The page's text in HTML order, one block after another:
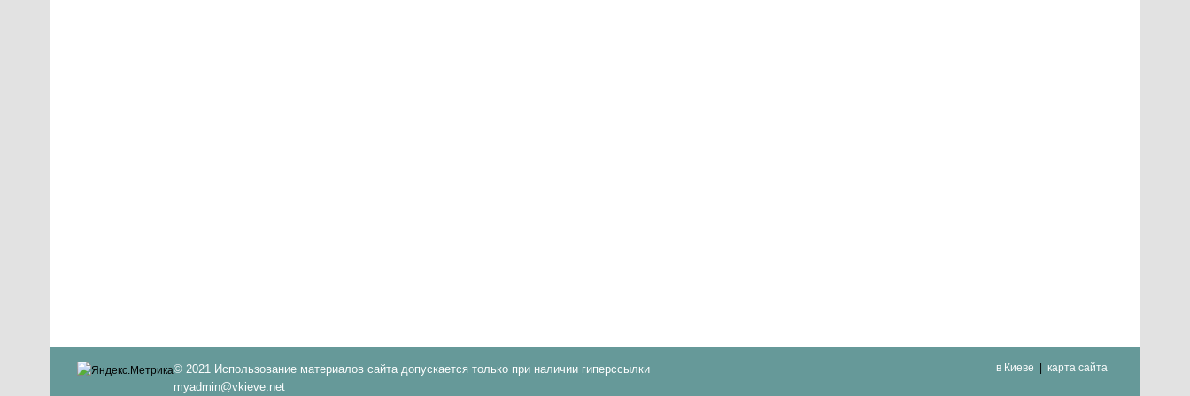
в Киеве карта сайта
© 2021 Использование материалов сайта допускается только при наличии гиперссылки
myadmin@vkieve.net